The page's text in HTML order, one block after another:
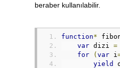
beraber kullanılabilir.
function*
var dizi =
for
(var i
yield